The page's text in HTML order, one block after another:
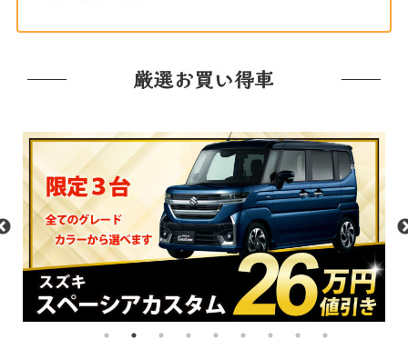
厳選お買い得車